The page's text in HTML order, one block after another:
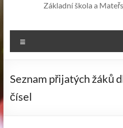
Základní škola a
Seznam přijatých žáků
čísel